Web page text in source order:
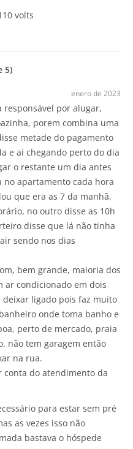
volts
5)
enero de 2023
responsável por alugar,
porem combina uma
metade do pagamento
e ai chegando perto do dia
o restante um dia antes
apartamento cada hora
que era as 7 da manhã,
no outro disse as 10h
disse que lá não tinha
sendo nos dias
bem grande, maioria dos
ar condicionado em dois
ligado pois faz muito
onde toma banho e
perto de mercado, praia
não tem garagem então
na rua.
conta do atendimento da
para estar sem pré
as vezes isso não
bastava o hóspede